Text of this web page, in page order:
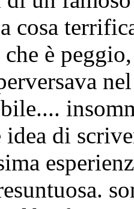
cosa
che è
di